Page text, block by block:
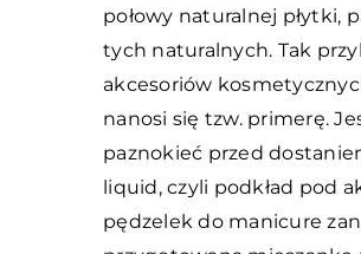
połowy naturalnej płytki,
tych naturalnych. Tak
akcesoriów
nanosi się tzw. primerę.
paznokieć przed
liquid, czyli podkład pod
pędzelek do manicure